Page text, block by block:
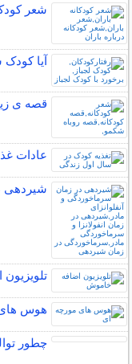
شعر
آیا
قصه ی
عادات
شیردهی
هوس
چطور